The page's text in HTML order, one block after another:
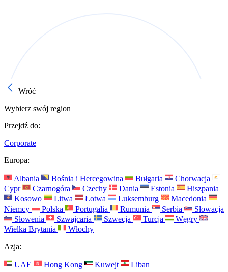
Wróć
Wybierz swój region
Przejdź do:
Corporate
Europa:
Albania Bośnia i Hercegowina Bułgaria
Chorwacja
Cypr
Czarnogóra Czechy Dania Estonia
Hiszpania
Kosowo
Litwa Łotwa Luksemburg
Macedonia
Niemcy
Polska Portugalia Rumunia Serbia
Słowacja
Słowenia
Szwajcaria Szwecja Turcja
Węgry
Wielka Brytania
Włochy
Azja:
UAE Hong Kong Kuwejt
Liban